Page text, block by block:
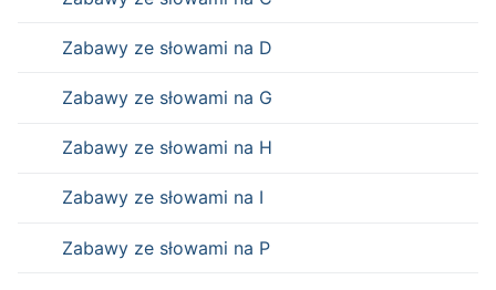
Zabawy ze słowami na D
Zabawy ze słowami na G
Zabawy ze słowami na H
Zabawy ze słowami na I
Zabawy ze słowami na P